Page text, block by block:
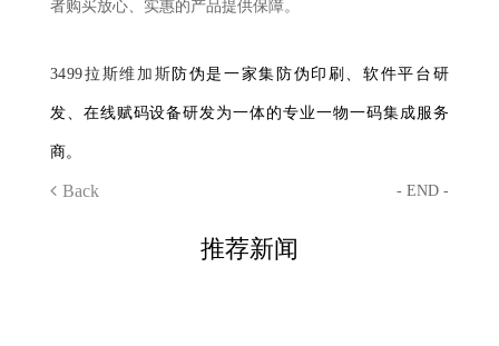
者购买放心、实惠的产品提供保障。
3499拉斯维加斯 防伪是一家集防伪印刷、软件平台研
发、在线赋码设备研发为一体的专业一物一码集成服务
商。
Back - END -
推荐新闻